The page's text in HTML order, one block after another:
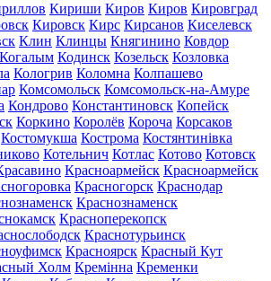
Кириши Киров Киров Кировград
Кировск Кирс Кирсанов Киселевск
Клин Клинцы Княгинино Ковдор
Когалым Кодинск Козельск Козловка
Кологрив Коломна Колпашево
Комсомольск Комсомольск-на-Амуре
Кондрово Константиновск Копейск
Коркино Королёв Короча Корсаков
Костомукша Кострома Костянтинівка
Котельнич Котлас Котово Котовск
Красноармейск Красноармейск
Красногорск Краснодар
Краснознаменск
Красноперекопск
Краснотурьинск
Красноярск Красный Кут
Холм Кремінна Кременки